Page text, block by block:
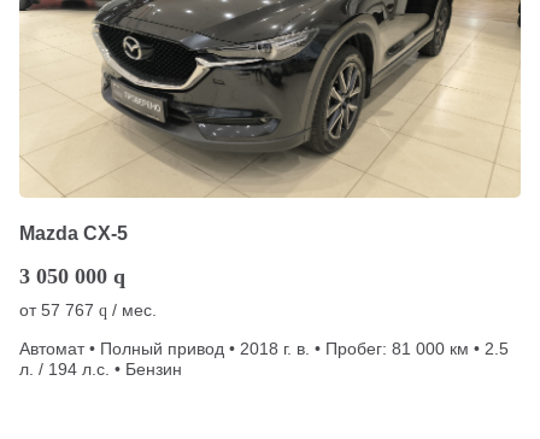
Mazda CX-5
3 050 000 q
от57 767 q / мес.
Автомат • Полный привод • 2018 г. в. • Пробег: 81 000 км • 2.5
л. / 194 л.с. • Бензин